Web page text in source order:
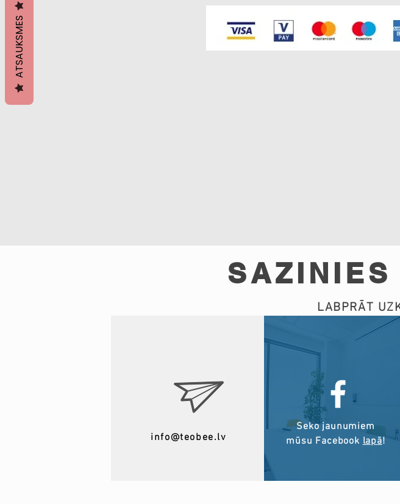
SAZINIES
LABPRĀT
info@teobee.lv
Seko jaunumiem
mūsu Facebooklapā!
ATSAUKSMES